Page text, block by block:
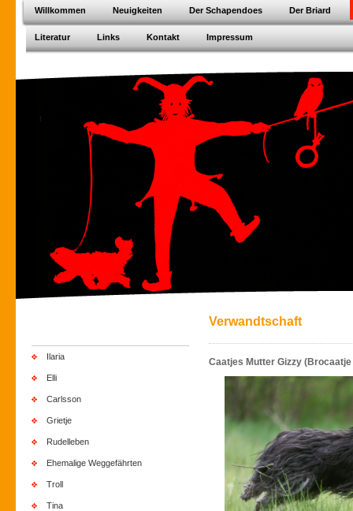
Willkommen Neuigkeiten Der Schapendoes Der Briard
Literatur Links Kontakt Impressum
Ilaria
Elli
Carlsson
Grietje
Rudelleben
Ehemalige Weggefährten
Troll
Tina
Verwandtschaft
Caatjes Mutter Gizzy